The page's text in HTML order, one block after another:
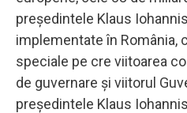
președintele Klaus
implementate în România,
speciale pe cre viitoarea
de guvernare și viitorul
președintele Klaus